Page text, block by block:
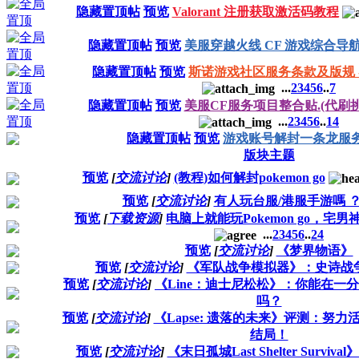
隐藏置顶帖 预览 Valorant 注册获取激活码教程
隐藏置顶帖 预览 美服穿越火线 CF 游戏综合导
隐藏置顶帖 预览 斯诺游戏社区服务条款及版规
...23456..7
隐藏置顶帖 预览 美服CF服务项目整合贴.(代刷
...23456..14
隐藏置顶帖 预览 游戏账号解封一条龙服
版块主题
预览 [交流讨论] (教程)如何解封pokemon go
预览 [交流讨论] 有人玩台服/港服手游嗎
预览 [下载资源] 电脑上就能玩Pokemon go，宅男
...23456..24
预览 [交流讨论]
《梦界物语》
预览 [交流讨论]
《军队战争模拟器》：史诗
预览 [交流讨论]
《Line：迪士尼松松》：你能在一
吗？
预览 [交流讨论]
《Lapse: 遗落的未来》评测：努力
结局！
预览 [交流讨论]
《末日孤城Last Shelter Survival